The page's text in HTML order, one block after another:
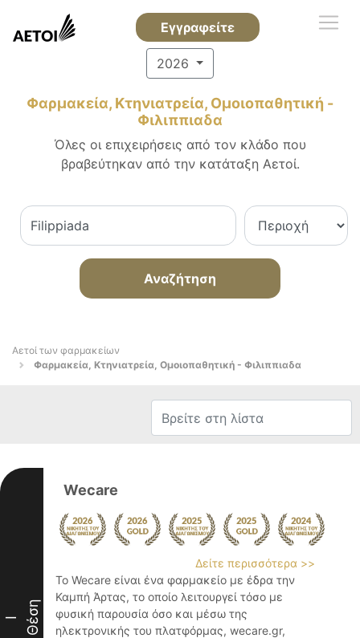
Εγγραφείτε
2026
Φαρμακεία, Κτηνιατρεία, Ομοιοπαθητική -
Φιλιππιαδα
Όλες οι επιχειρήσεις από τον κλάδο που
βραβεύτηκαν από την κατάταξη Αετοί.
Αναζήτηση
Αετοί των φαρμακείων
Φαρμακεία, Κτηνιατρεία, Ομοιοπαθητική - Φιλιππιαδα
I Θέση
Wecare
Δείτε περισσότερα >>
Το Wecare είναι ένα φαρμακείο με έδρα την
Καμπή Άρτας, το οποίο λειτουργεί τόσο με
φυσική παρουσία όσο και μέσω της
ηλεκτρονικής του πλατφόρμας, wecare.gr,